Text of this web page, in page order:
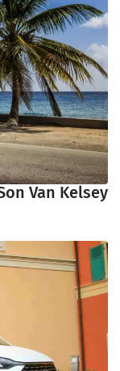
Van Kelsey